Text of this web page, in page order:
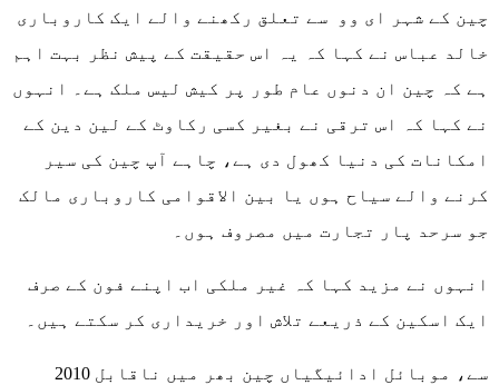
چین کے شہر ای وو سے تعلق رکھنے والے ایک کاروباری
خالد عباس نے کہا کہ یہ اس حقیقت کے پیش نظر بہت اہم
ہے کہ چین ان دنوں عام طور پر کیش لیس ملک ہے۔ انہوں
نے کہا کہ اس ترقی نے بغیر کسی رکاوٹ کے لین دین کے
امکانات کی دنیا کھول دی ہے، چاہے آپ چین کی سیر
کرنے والے سیاح ہوں یا بین الاقوامی کاروباری مالک
جو سرحد پار تجارت میں مصروف ہوں۔
انہوں نے مزید کہا کہ غیر ملکی اب اپنے فون کے صرف
ایک اسکین کے ذریعے تلاش اور خریداری کر سکتے ہیں۔
2010 سے، موبائل ادائیگیاں چین بھر میں ناقابل